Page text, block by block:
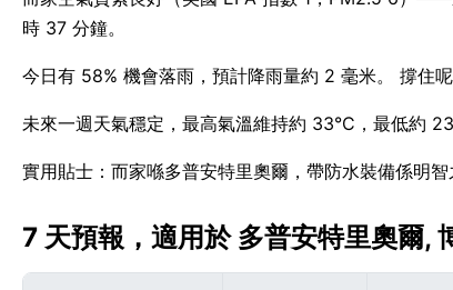
時 37 分鐘。
今日有 58% 機會落雨，預計降雨量約 2 毫米。 撐住
未來一週天氣穩定，最高氣溫維持約 33°C，最低約
實用貼士：而家喺多普安特里奧爾，帶防水裝備係明智
7 天預報，適用於 多普安特里奧爾